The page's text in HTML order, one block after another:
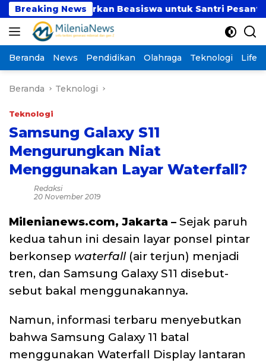
Langsung
ke
konten
Breaking News
Salurkan Beasiswa untuk Santri Pesantren Tahfidz
Beranda News Pendidikan Olahraga Teknologi
Beranda Teknologi
Teknologi
Samsung Galaxy S11
Mengurungkan Niat
Menggunakan Layar Waterfall?
Redaksi
20 November 2019
Milenianews.com, Jakarta – Sejak paruh
kedua tahun ini desain layar ponsel pintar
berkonsep waterfall(air terjun) menjadi
tren, dan Samsung Galaxy S11 disebut-
sebut bakal menggunakannya.
Namun, informasi terbaru menyebutkan
bahwa Samsung Galaxy 11 batal
menggunakan Waterfall Display lantaran